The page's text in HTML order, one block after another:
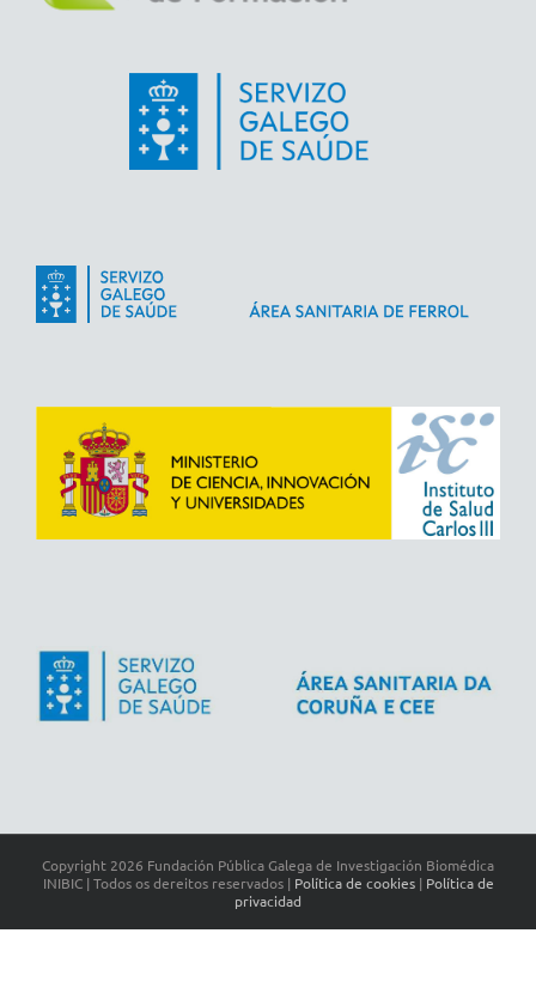
Copyright 2026 Fundación Pública Galega de Investigación Biomédica
INIBIC | Todos os dereitos reservados | Política de cookies| Política de
privacidad